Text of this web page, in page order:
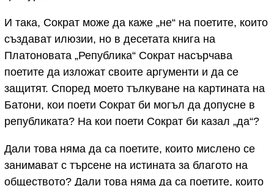
И така, Сократ може да каже „не“ на поетите, които
създават илюзии, но в десетата книга на
Платоновата „Република“ Сократ насърчава
поетите да изложат своите аргументи и да се
защитят. Според моето тълкуване на картината на
Батони, кои поети Сократ би могъл да допусне в
републиката? На кои поети Сократ би казал „да“?
Дали това няма да са поетите, които мислено се
занимават с търсене на истината за благото на
обществото? Дали това няма да са поетите, които